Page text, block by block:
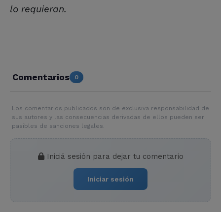
lo requieran.
Comentarios 0
Los comentarios publicados son de exclusiva responsabilidad de
sus autores y las consecuencias derivadas de ellos pueden ser
pasibles de sanciones legales.
Iniciá sesión para dejar tu comentario
Iniciar sesión